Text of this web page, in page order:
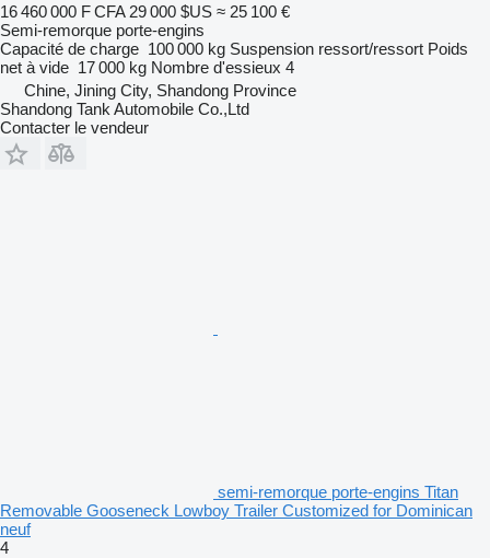
16 460 000 F CFA 29 000 $US ≈ 25 100 €
Semi-remorque porte-engins
Capacité de charge 100 000 kg Suspension ressort/ressort Poids
net à vide 17 000 kg Nombre d'essieux 4
Chine, Jining City, Shandong Province
Shandong Tank Automobile Co.,Ltd
Contacter le vendeur
semi-remorque porte-engins Titan
Removable Gooseneck Lowboy Trailer Customized for Dominican
neuf
4